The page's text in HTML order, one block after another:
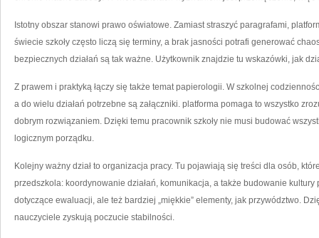
Istotny obszar stanowi prawo oświatowe. Zamiast straszyć paragrafami,
świecie szkoły często liczą się terminy, a brak jasności potrafi generować
bezpiecznych działań są tak ważne. Użytkownik znajdzie tu wskazówki, jak
Z prawem i praktyką łączy się także temat papierologii. W szkolnej
a do wielu działań potrzebne są załączniki. platforma pomaga to wszystko
dobrym rozwiązaniem. Dzięki temu pracownik szkoły nie musi budować
logicznym porządku.
Kolejny ważny dział to organizacja pracy. Tu pojawiają się treści dla osób,
przedszkola: koordynowanie działań, komunikacja, a także budowanie
dotyczące ewaluacji, ale też bardziej „miękkie” elementy, jak przywództwo.
nauczyciele zyskują poczucie stabilności.